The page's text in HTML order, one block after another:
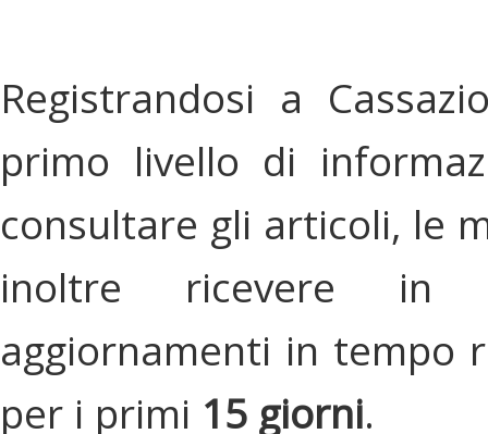
Registrandosi a
primo livello di
consultare gli articoli, le
inoltre ricevere in
aggiornamenti in tempo
per i primi 15 giorni.